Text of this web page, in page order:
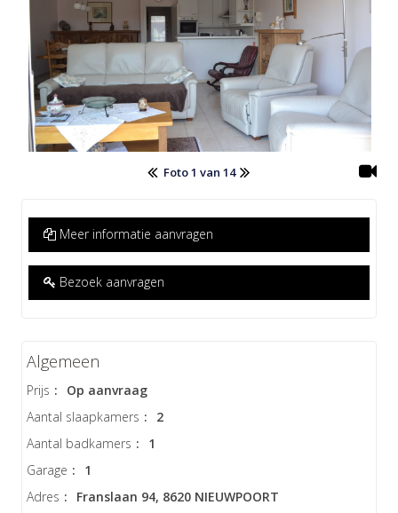
Foto 1 van 14
Meer informatie aanvragen
Bezoek aanvragen
Algemeen
Prijs :
Op aanvraag
Aantal slaapkamers :
2
Aantal badkamers :
1
Garage :
1
Adres :
Franslaan 94, 8620 NIEUWPOORT